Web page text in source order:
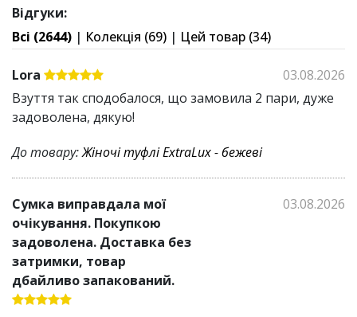
правильному положенні та рівномірно
розподіляє навантаження
Закритий задник додає стійкості під час ходьби
Гнучке взуття повторює природні рухи стопи,
забезпечуючи комфорт на сходах та нерівних
поверхнях
Мʼяка підошва амортизує кожен крок,
запобігаючи втомі ніг
Широка платформа середньої висоти не
перевантажує ноги
Еластичний матеріал не тисне та не натирає
Підошва з протектором має відмінне
зчеплення зі слизькими поверхнями
Зверніть увагу на додаткові властивості сандалів:
Запобігають пітливості ніг завдяки
Відгуки:
Всі (2644) | Колекція (69) | Цей товар (34)
Lora
03.08.2026
Взуття так сподобалося, що замовила 2 пари, дуже
задоволена, дякую!
До товару:Жіночі туфлі ExtraLux - бежеві
Сумка виправдала мої
очікування. Покупкою
задоволена. Доставка без
затримки, товар
дбайливо запакований.
03.08.2026